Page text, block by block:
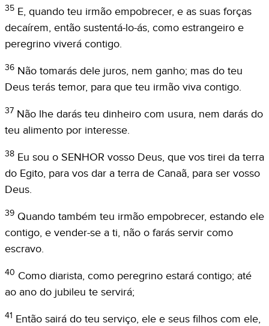
35 E, quando teu irmão empobrecer, e as suas forças
decaírem, então sustentá-lo-ás, como estrangeiro e
peregrino viverá contigo.
36 Não tomarás dele juros, nem ganho; mas do teu
Deus terás temor, para que teu irmão viva contigo.
37 Não lhe darás teu dinheiro com usura, nem darás do
teu alimento por interesse.
38 Eu sou o SENHOR vosso Deus, que vos tirei da terra
do Egito, para vos dar a terra de Canaã, para ser vosso
Deus.
39 Quando também teu irmão empobrecer, estando ele
contigo, e vender-se a ti, não o farás servir como
escravo.
40 Como diarista, como peregrino estará contigo; até
ao ano do jubileu te servirá;
41 Então sairá do teu serviço, ele e seus filhos com ele,